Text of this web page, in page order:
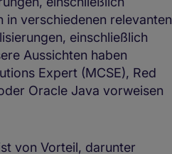
verschiedenen relevanten
einschließlich
Aussichten haben
Expert (MCSE), Red
Oracle Java vorweisen
von Vorteil, darunter